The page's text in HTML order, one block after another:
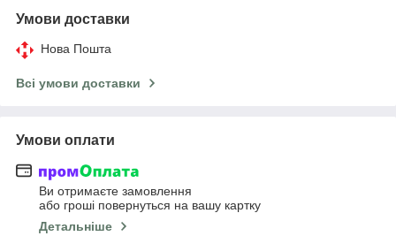
Умови доставки
Нова Пошта
Всі умови доставки
Умови оплати
Ви отримаєте замовлення
або гроші повернуться на вашу картку
Детальніше